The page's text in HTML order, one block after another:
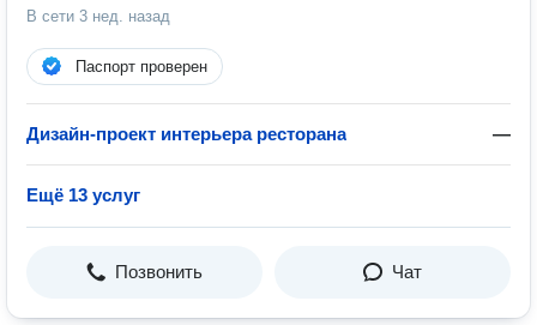
В сети 3 нед. назад
Паспорт проверен
Дизайн-проект интерьера ресторана —
Ещё 13 услуг
Позвонить Чат